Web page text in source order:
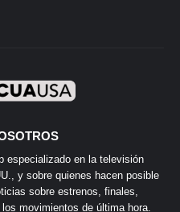
especializado en la televisión
y sobre quienes hacen posible
sobre estrenos, finales,
movimientos de última hora.